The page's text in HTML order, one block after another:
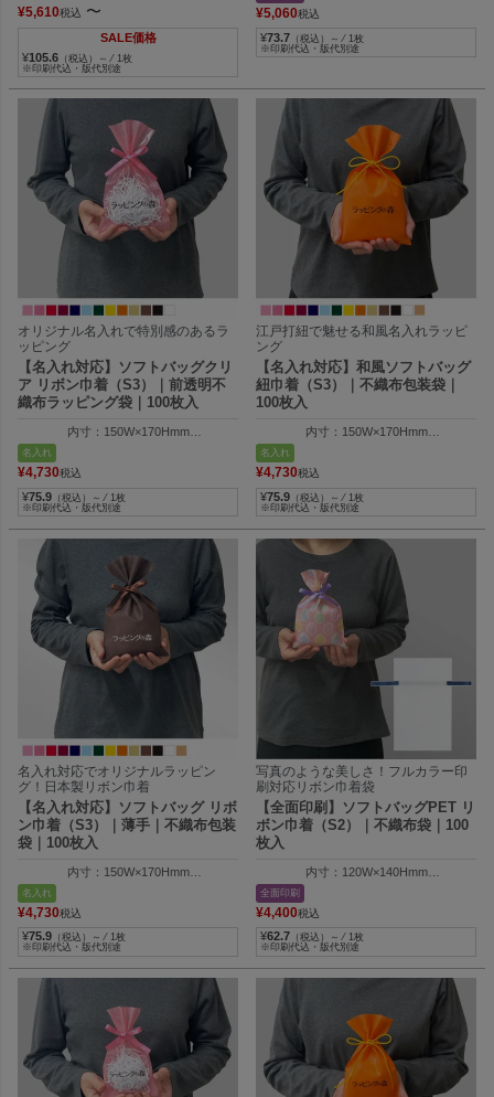
¥5,610税込 〜
SALE価格
¥105.6 （税込）～ ⁄ 1枚
※印刷代込・版代別途
¥5,060税込
¥73.7 （税込）～ ⁄ 1枚
※印刷代込・版代別途
オリジナル名入れで特別感のあるラ
ッピング
【名入れ対応】ソフトバッグクリ
ア リボン巾着（S3）｜前透明不
織布ラッピング袋｜100枚入
内寸：150W×170Hmm
名入れ
¥4,730税込
¥75.9 （税込）～ ⁄ 1枚
※印刷代込・版代別途
江戸打紐で魅せる和風名入れラッピ
ング
【名入れ対応】和風ソフトバッグ
紐巾着（S3）｜不織布包装袋｜
100枚入
内寸：150W×170Hmm
名入れ
¥4,730税込
¥75.9 （税込）～ ⁄ 1枚
※印刷代込・版代別途
名入れ対応でオリジナルラッピン
グ！日本製リボン巾着
【名入れ対応】ソフトバッグ リボ
ン巾着（S3）｜薄手｜不織布包装
袋｜100枚入
内寸：150W×170Hmm
名入れ
¥4,730税込
¥75.9 （税込）～ ⁄ 1枚
※印刷代込・版代別途
写真のような美しさ！フルカラー印
刷対応リボン巾着袋
【全面印刷】ソフトバッグPET リ
ボン巾着（S2）｜不織布袋｜100
枚入
内寸：120W×140Hmm
外寸：120W×200Hmm
全面印刷
¥4,400税込
¥62.7 （税込）～ ⁄ 1枚
※印刷代込・版代別途